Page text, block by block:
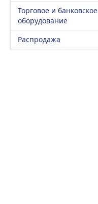
Торговое и банковское
оборудование
Распродажа